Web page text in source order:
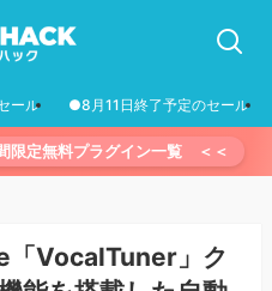
ール ●8月11日終了予定のセール
限定無料プラグイン一覧 ＜＜
「VocalTuner」ク